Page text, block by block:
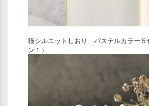
猫シルエットしおり パステルカラー５
ン１）